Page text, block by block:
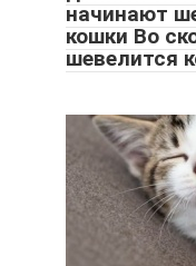
начинают
кошки Во
шевелится